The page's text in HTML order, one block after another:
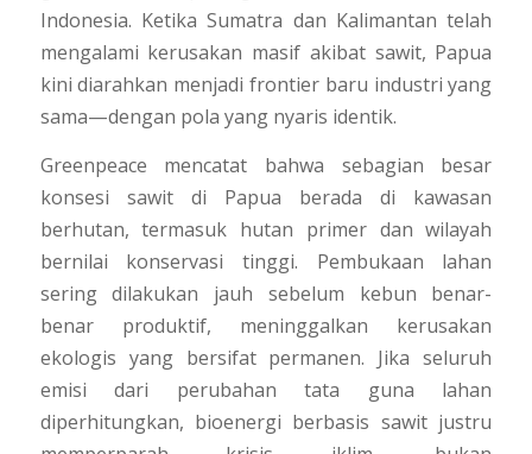
Indonesia. Ketika Sumatra dan Kalimantan telah
mengalami kerusakan masif akibat sawit, Papua
kini diarahkan menjadi frontier baru industri yang
sama—dengan pola yang nyaris identik.
Greenpeace mencatat bahwa sebagian besar
konsesi sawit di Papua berada di kawasan
berhutan, termasuk hutan primer dan wilayah
bernilai konservasi tinggi. Pembukaan lahan
sering dilakukan jauh sebelum kebun benar-
benar produktif, meninggalkan kerusakan
ekologis yang bersifat permanen. Jika seluruh
emisi dari perubahan tata guna lahan
diperhitungkan, bioenergi berbasis sawit justru